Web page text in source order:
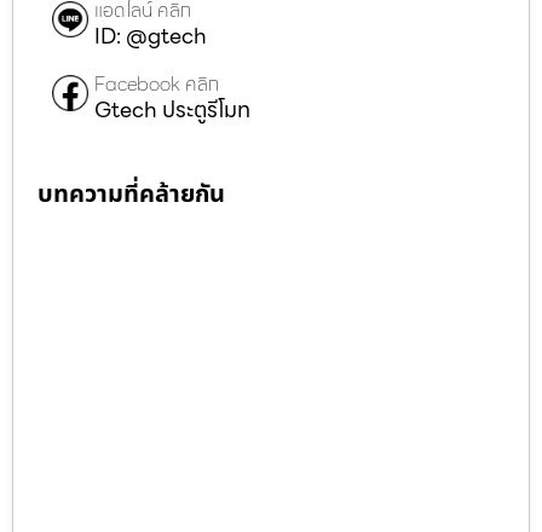
แอดไลน์ คลิก
ID: @gtech
Facebook คลิก
Gtech ประตูรีโมท
บทความที่คล้ายกัน